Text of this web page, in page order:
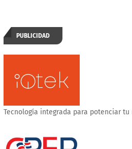
PUBLICIDAD
Tecnología integrada para potenciar tu